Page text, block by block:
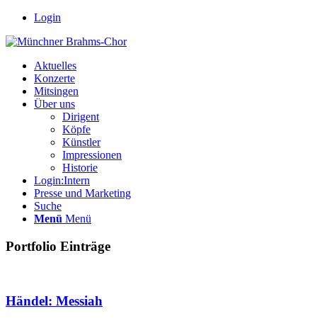
Login
Aktuelles
Konzerte
Mitsingen
Über uns
Dirigent
Köpfe
Künstler
Impressionen
Historie
Login:Intern
Presse und Marketing
Suche
Menü Menü
Portfolio Einträge
Händel: Messiah